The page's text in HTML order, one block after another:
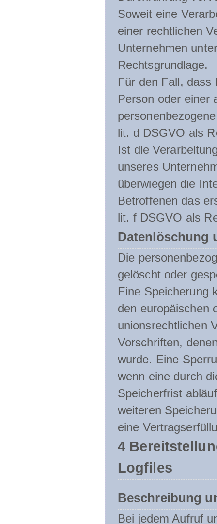
Soweit eine
einer rechtlichen
Unternehmen
Rechtsgrundlage.
Für den Fall, dass
Person oder einer
lit. d DSGVO als
Ist die
unseres
überwiegen die
Betroffenen das
lit. f DSGVO als
Datenlöschung
Die
gelöscht oder
Eine Speicherung
den europäischen
unionsrechtlichen
Vorschriften,
wurde. Eine
wenn eine durch
Speicherfrist
weiteren
eine
4
Logfiles
Beschreibung
Bei jedem Aufruf